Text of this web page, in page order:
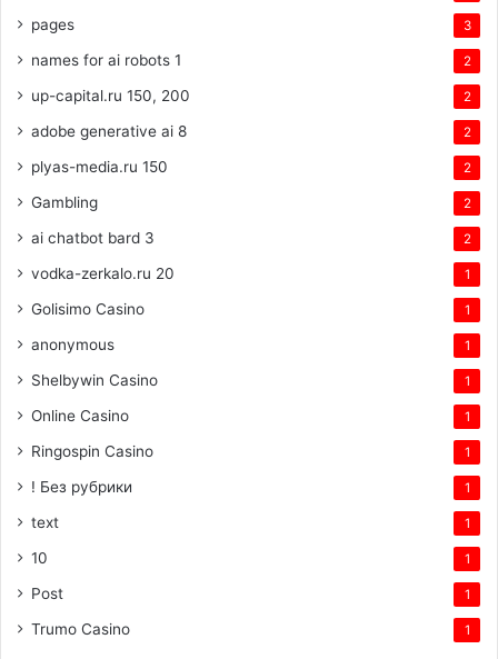
pages 3
names for ai robots 1 2
up-capital.ru 150, 200 2
adobe generative ai 8 2
plyas-media.ru 150 2
Gambling 2
ai chatbot bard 3 2
vodka-zerkalo.ru 20 1
Golisimo Casino 1
anonymous 1
Shelbywin Casino 1
Online Casino 1
Ringospin Casino 1
! Без рубрики 1
text 1
10 1
Post 1
Trumo Casino 1